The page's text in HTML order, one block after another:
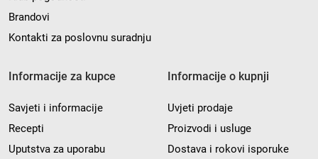
Brandovi
Kontakti za poslovnu suradnju
Informacije za kupce
Savjeti i informacije
Recepti
Uputstva za uporabu
Informacije o kupnji
Uvjeti prodaje
Proizvodi i usluge
Dostava i rokovi isporuke